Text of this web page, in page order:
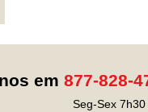
em 877-828-
Seg-Sex